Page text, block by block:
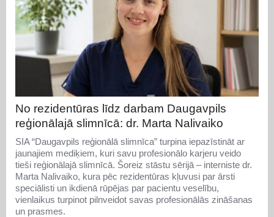
No rezidentūras līdz darbam Daugavpils
reģionālajā slimnīcā: dr. Marta Nalivaiko
SIA “Daugavpils reģionālā slimnīca” turpina iepazīstināt ar
jaunajiem mediķiem, kuri savu profesionālo karjeru veido
tieši reģionālajā slimnīcā. Šoreiz stāstu sērijā – interniste dr.
Marta Nalivaiko, kura pēc rezidentūras kļuvusi par ārsti
speciālisti un ikdienā rūpējas par pacientu veselību,
vienlaikus turpinot pilnveidot savas profesionālās zināšanas
un prasmes.